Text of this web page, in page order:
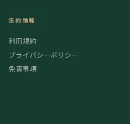
法的情報
利用規約
プライバシーポリシー
免責事項